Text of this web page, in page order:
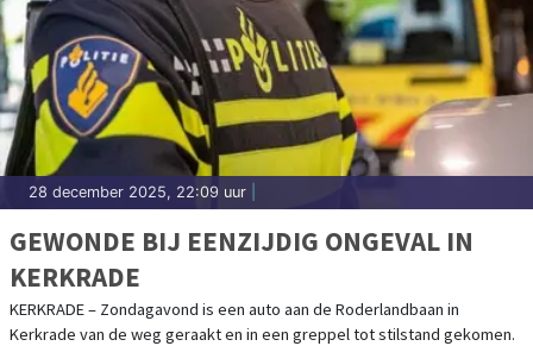
28 december 2025, 22:09 uur
GEWONDE BIJ EENZIJDIG ONGEVAL IN
KERKRADE
KERKRADE – Zondagavond is een auto aan de Roderlandbaan in
Kerkrade van de weg geraakt en in een greppel tot stilstand gekomen.